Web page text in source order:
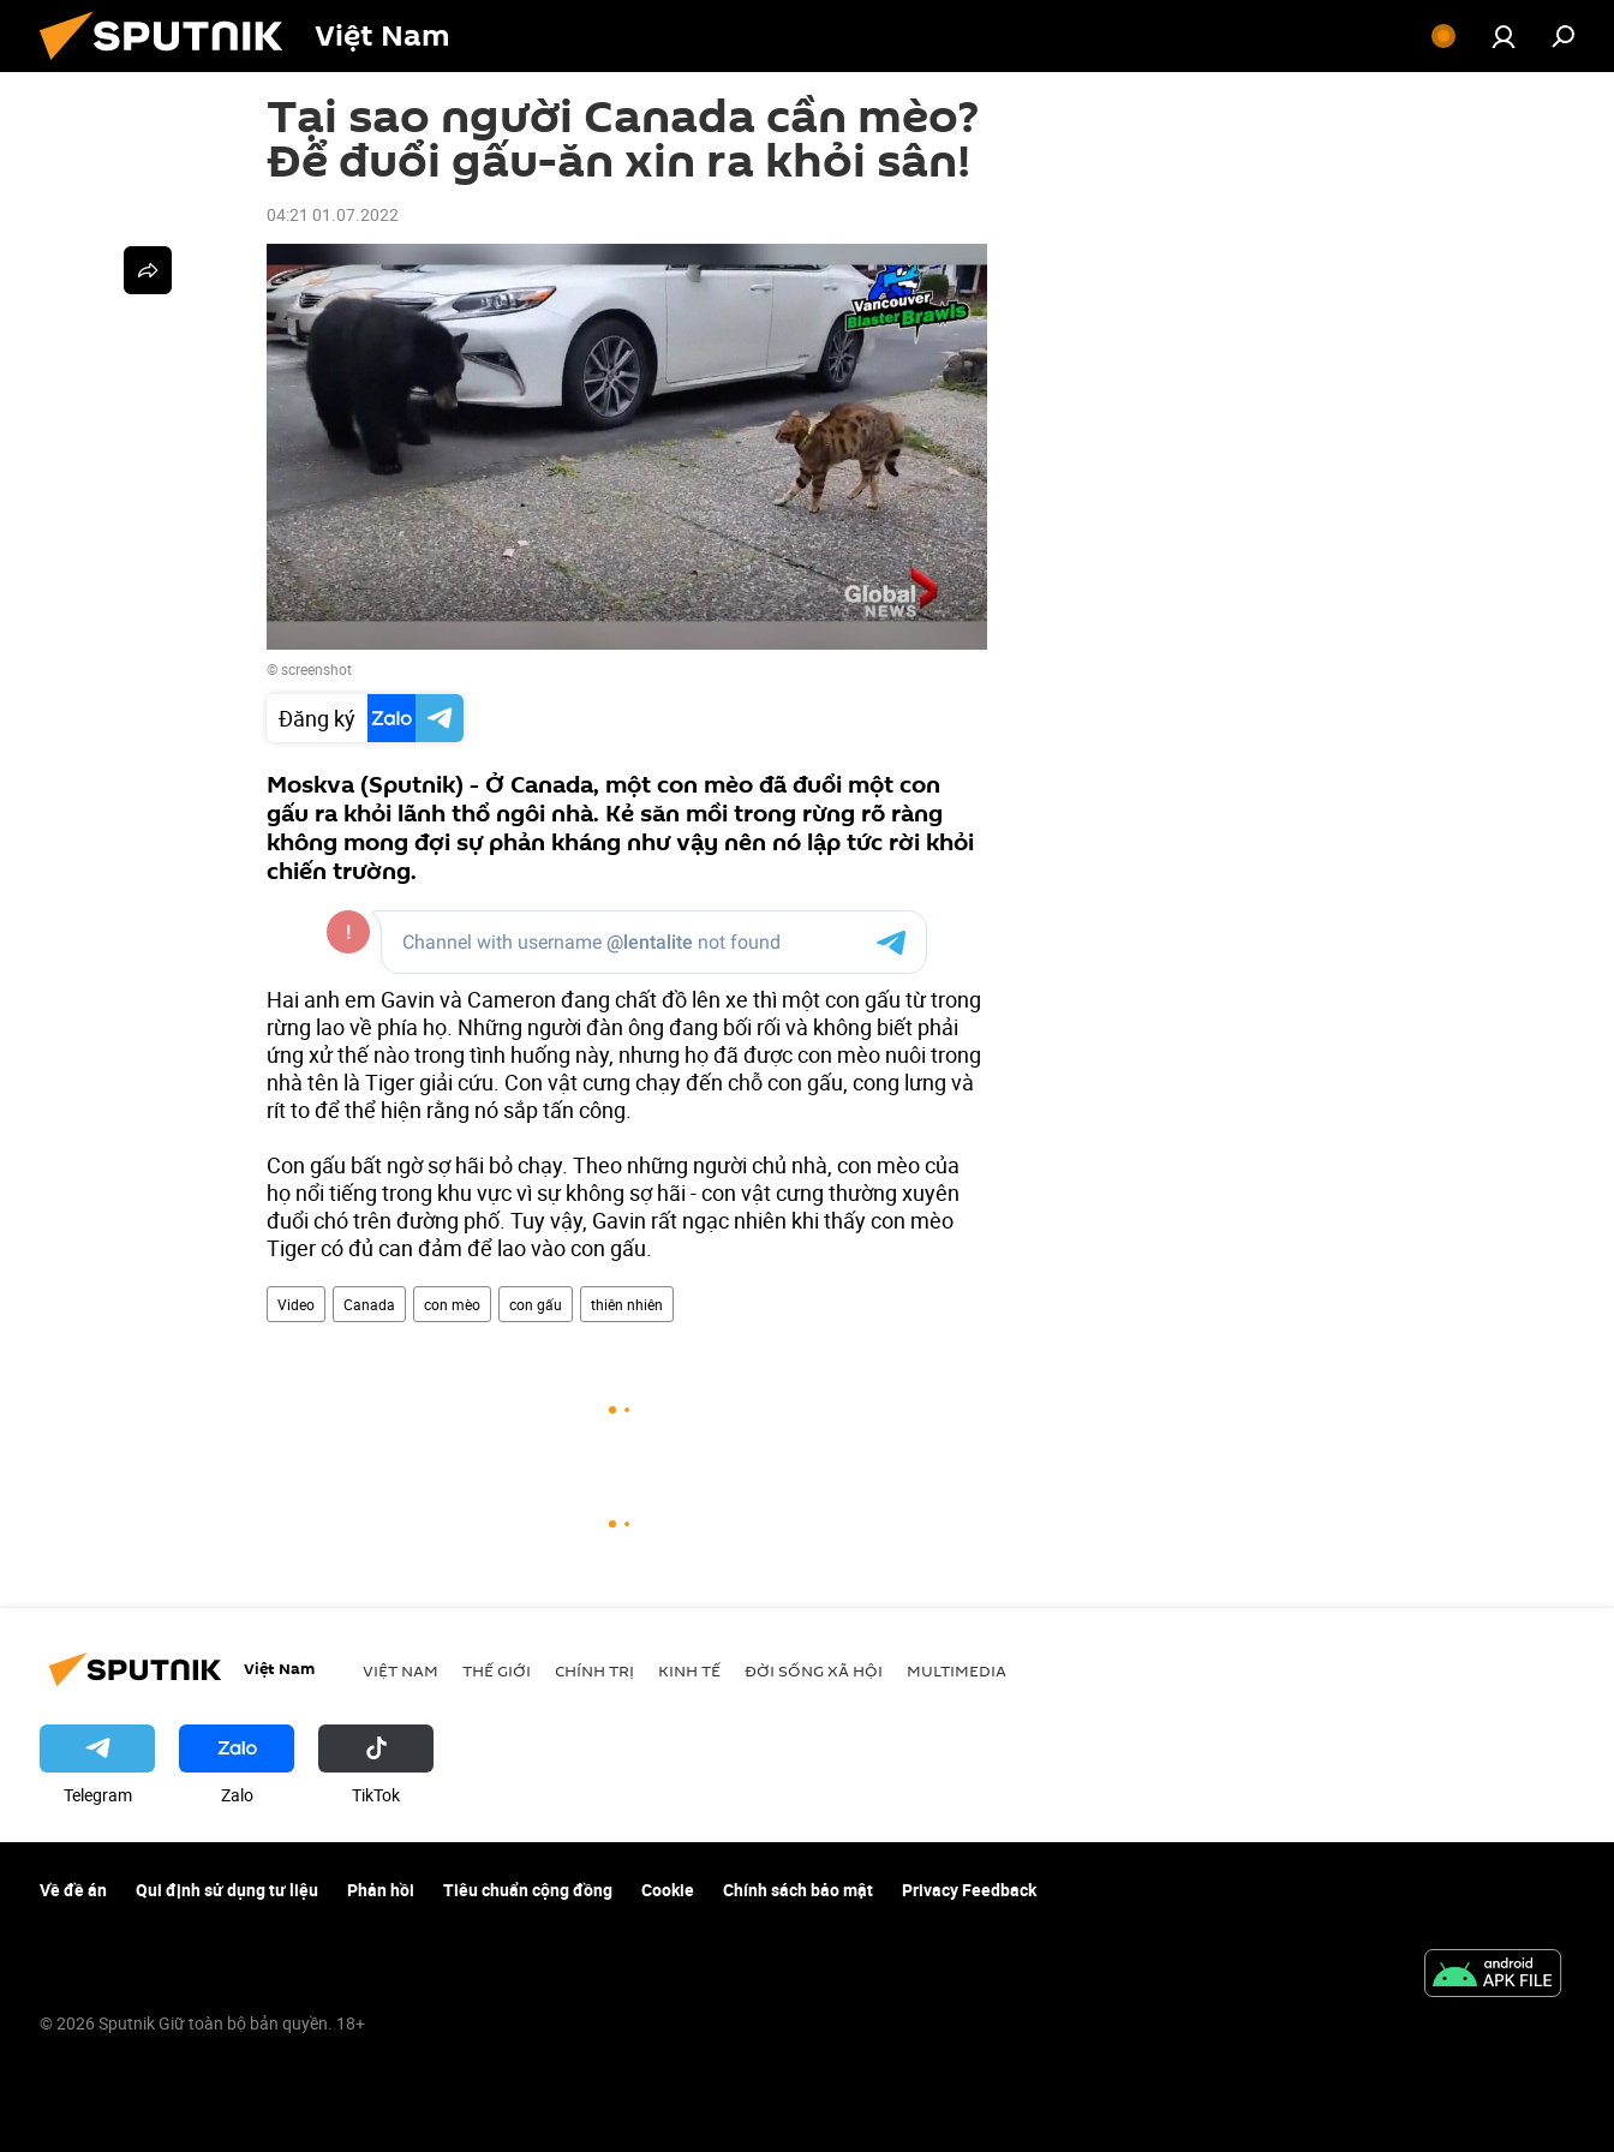
Việt Nam
Tại sao người Canada cần mèo?
Để đuổi gấu-ăn xin ra khỏi sân!
04:21 01.07.2022
© screenshot
Đăng ký
Moskva (Sputnik) - Ở Canada, một con mèo đã đuổi một con
gấu ra khỏi lãnh thổ ngôi nhà. Kẻ săn mồi trong rừng rõ ràng
không mong đợi sự phản kháng như vậy nên nó lập tức rời khỏi
chiến trường.
Hai anh em Gavin và Cameron đang chất đồ lên xe thì một con gấu từ trong
rừng lao về phía họ. Những người đàn ông đang bối rối và không biết phải
ứng xử thế nào trong tình huống này, nhưng họ đã được con mèo nuôi trong
nhà tên là Tiger giải cứu. Con vật cưng chạy đến chỗ con gấu, cong lưng và
rít to để thể hiện rằng nó sắp tấn công.
Con gấu bất ngờ sợ hãi bỏ chạy. Theo những người chủ nhà, con mèo của
họ nổi tiếng trong khu vực vì sự không sợ hãi - con vật cưng thường xuyên
đuổi chó trên đường phố. Tuy vậy, Gavin rất ngạc nhiên khi thấy con mèo
Tiger có đủ can đảm để lao vào con gấu.
Video Canada con mèo con gấu thiên nhiên
Việt Nam VIỆT NAM THẾ GIỚI CHÍNH TRỊ KINH TẾ ĐỜI SỐNG XÃ HỘI MULTIMEDIA
Telegram Zalo ТikТоk
Về đề án Qui định sử dụng tư liệu Phản hồi Tiêu chuẩn cộng đồng Cookie Chính sách bảo mật Privacy Feedback
© 2026 Sputnik Giữ toàn bộ bản quyền. 18+